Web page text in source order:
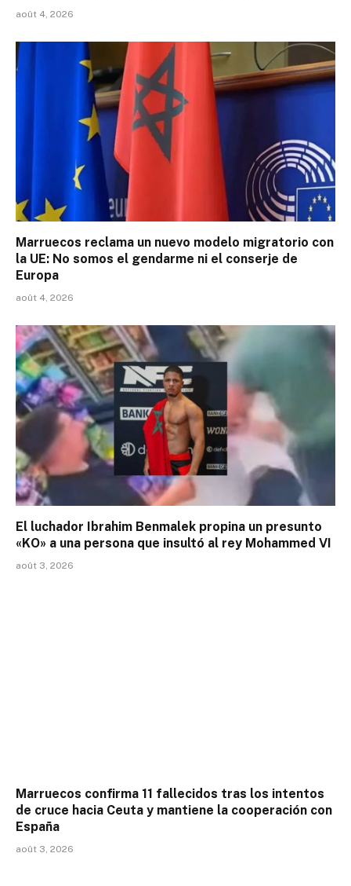
août 4, 2026
Marruecos reclama un nuevo modelo migratorio con
la UE: No somos el gendarme ni el conserje de
Europa
août 4, 2026
El luchador Ibrahim Benmalek propina un presunto
«KO» a una persona que insultó al rey Mohammed VI
août 3, 2026
Marruecos confirma 11 fallecidos tras los intentos
de cruce hacia Ceuta y mantiene la cooperación con
España
août 3, 2026